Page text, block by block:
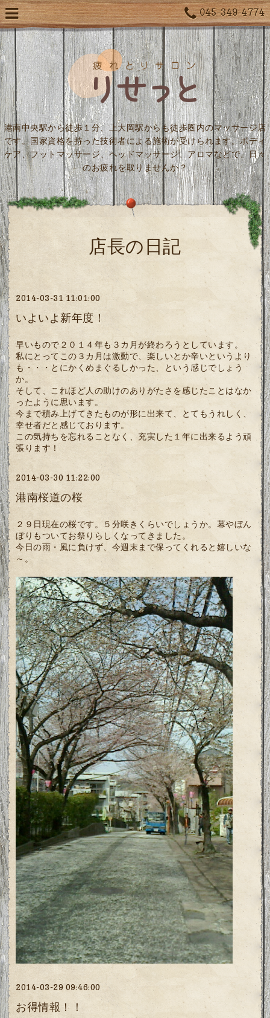
045-349-4774
港南中央駅から徒歩１分、上大岡駅からも徒歩圏内のマッサージ店
です。国家資格を持った技術者による施術が受けられます。ボディ
ケア、フットマッサージ、ヘッドマッサージ、アロマなどで、日々
のお疲れを取りませんか？
店長の日記
2014-03-31 11:01:00
いよいよ新年度！
早いもので２０１４年も３カ月が終わろうとしています。
私にとってこの３カ月は激動で、楽しいとか辛いというより
も・・・とにかくめまぐるしかった、という感じでしょう
か。
そして、これほど人の助けのありがたさを感じたことはなか
ったように思います。
今まで積み上げてきたものが形に出来て、とてもうれしく、
幸せ者だと感じております。
この気持ちを忘れることなく、充実した１年に出来るよう頑
張ります！
2014-03-30 11:22:00
港南桜道の桜
２９日現在の桜です。５分咲きくらいでしょうか。幕やぼん
ぼりもついてお祭りらしくなってきました。
今日の雨・風に負けず、今週末まで保ってくれると嬉しいな
～。
2014-03-29 09:46:00
お得情報！！